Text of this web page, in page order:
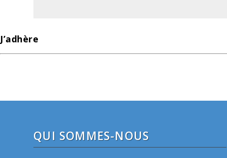
J’adhère
QUI SOMMES-NOUS